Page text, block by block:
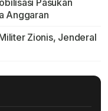
Pasukan
Anggaran
Zionis, Jenderal